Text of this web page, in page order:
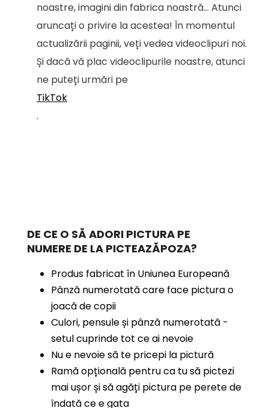
noastre, imagini din fabrica noastră... Atunci
aruncați o privire la acestea! În momentul
actualizării paginii, veți vedea videoclipuri noi.
Și dacă vă plac videoclipurile noastre, atunci
ne puteți urmări pe
TikTok
.
DE CE O SĂ ADORI PICTURA PE
NUMERE DE LA PICTEAZĂPOZA?
Produs fabricat în Uniunea Europeană
Pânză numerotată care face pictura o
joacă de copii
Culori, pensule și pânză numerotată -
setul cuprinde tot ce ai nevoie
Nu e nevoie să te pricepi la pictură
Ramă opțională pentru ca tu să pictezi
mai ușor și să agăți pictura pe perete de
îndată ce e gata